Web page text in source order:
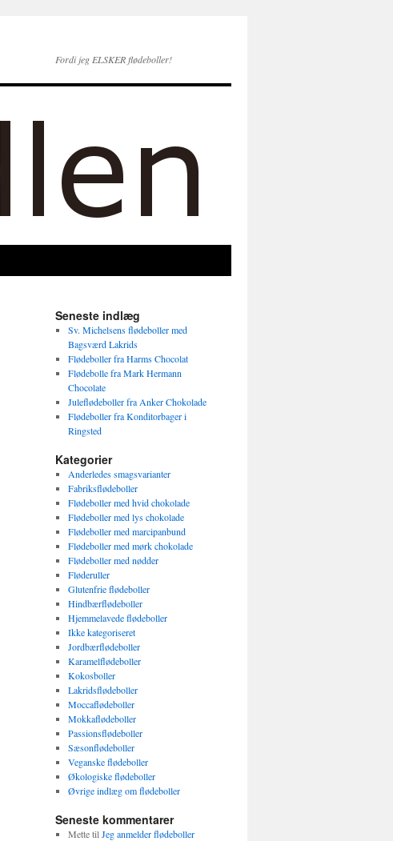
Fordi jeg ELSKER flødeboller!
Seneste indlæg
Sv. Michelsens flødeboller med
Bagsværd Lakrids
Flødeboller fra Harms Chocolat
Flødebolle fra Mark Hermann
Chocolate
Juleflødeboller fra Anker Chokolade
Flødeboller fra Konditorbager i
Ringsted
Kategorier
Anderledes smagsvarianter
Fabriksflødeboller
Flødeboller med hvid chokolade
Flødeboller med lys chokolade
Flødeboller med marcipanbund
Flødeboller med mørk chokolade
Flødeboller med nødder
Fløderuller
Glutenfrie flødeboller
Hindbærflødeboller
Hjemmelavede flødeboller
Ikke kategoriseret
Jordbærflødeboller
Karamelflødeboller
Kokosboller
Lakridsflødeboller
Moccaflødeboller
Mokkaflødeboller
Passionsflødeboller
Sæsonflødeboller
Veganske flødeboller
Økologiske flødeboller
Øvrige indlæg om flødeboller
Seneste kommentarer
MettetilJeg anmelder flødeboller